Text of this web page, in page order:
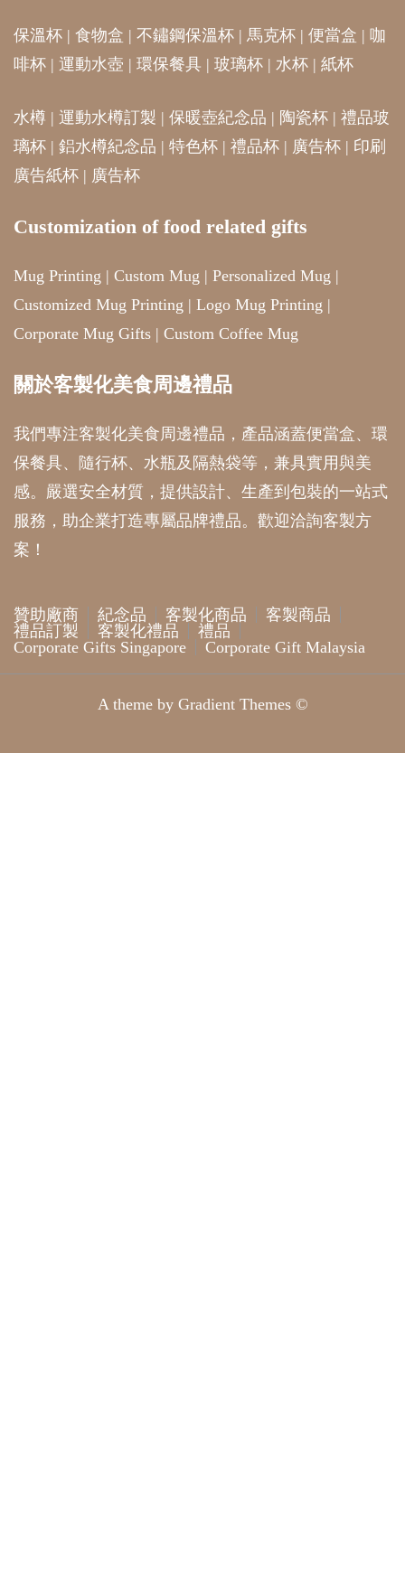
保溫杯 | 食物盒 | 不鏽鋼保溫杯 | 馬克杯 | 便當盒 | 咖
啡杯 | 運動水壺 | 環保餐具 | 玻璃杯 | 水杯 | 紙杯
水樽 | 運動水樽訂製 | 保暖壺紀念品 | 陶瓷杯 | 禮品玻
璃杯 | 鋁水樽紀念品 | 特色杯 | 禮品杯 | 廣告杯 | 印刷
廣告紙杯 | 廣告杯
Customization of food related gifts
Mug Printing | Custom Mug | Personalized Mug |
Customized Mug Printing | Logo Mug Printing |
Corporate Mug Gifts | Custom Coffee Mug
關於客製化美食周邊禮品
我們專注客製化美食周邊禮品，產品涵蓋便當盒、環
保餐具、隨行杯、水瓶及隔熱袋等，兼具實用與美
感。嚴選安全材質，提供設計、生產到包裝的一站式
服務，助企業打造專屬品牌禮品。歡迎洽詢客製方
案！
贊助廠商 紀念品 客製化商品
客製商品
禮品訂製
客製化禮品
禮品
Corporate Gifts Singapore
Corporate Gift Malaysia
A theme by Gradient Themes ©